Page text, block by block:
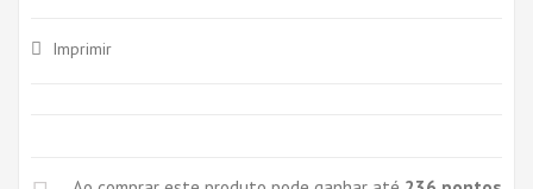
Imprimir